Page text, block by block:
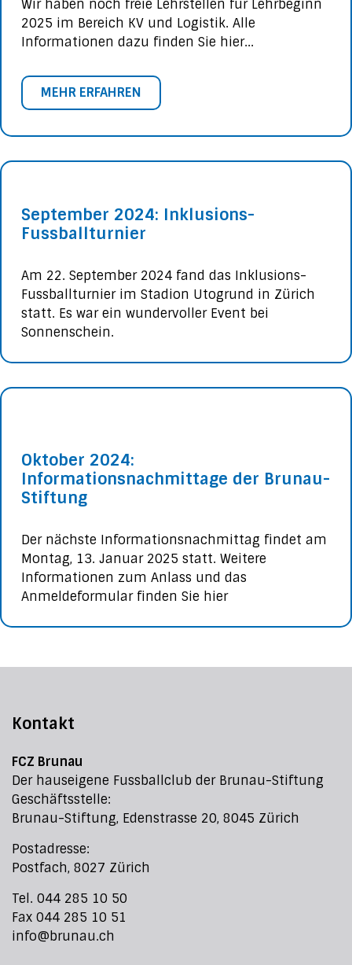
Wir haben noch freie Lehrstellen für Lehrbeginn
2025 im Bereich KV und Logistik. Alle
Informationen dazu finden Sie hier...
MEHR ERFAHREN
September 2024: Inklusions-
Fussballturnier
Am 22. September 2024 fand das Inklusions-
Fussballturnier im Stadion Utogrund in Zürich
statt. Es war ein wundervoller Event bei
Sonnenschein.
Oktober 2024:
Informationsnachmittage der Brunau-
Stiftung
Der nächste Informationsnachmittag findet am
Montag, 13. Januar 2025 statt. Weitere
Informationen zum Anlass und das
Anmeldeformular finden Sie hier
Kontakt
FCZ Brunau
Der hauseigene Fussballclub der Brunau-Stiftung
Geschäftsstelle:
Brunau-Stiftung, Edenstrasse 20, 8045 Zürich
Postadresse:
Postfach, 8027 Zürich
Tel. 044 285 10 50
Fax 044 285 10 51
info@brunau.ch